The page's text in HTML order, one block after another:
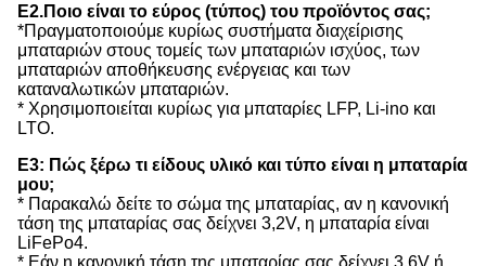
Ε2.Ποιο είναι το εύρος (τύπος) του προϊόντος σας;
*Πραγματοποιούμε κυρίως συστήματα διαχείρισης
μπαταριών στους τομείς των μπαταριών ισχύος, των
μπαταριών αποθήκευσης ενέργειας και των
καταναλωτικών μπαταριών.
* Χρησιμοποιείται κυρίως για μπαταρίες LFP, Li-ino και
LTO.
Ε3: Πώς ξέρω τι είδους υλικό και τύπο είναι η μπαταρία
μου;
* Παρακαλώ δείτε το σώμα της μπαταρίας, αν η κανονική
τάση της μπαταρίας σας δείχνει 3,2V, η μπαταρία είναι
LiFePo4.
* Εάν η κανονική τάση της μπαταρίας σας δείχνει 3.6V ή